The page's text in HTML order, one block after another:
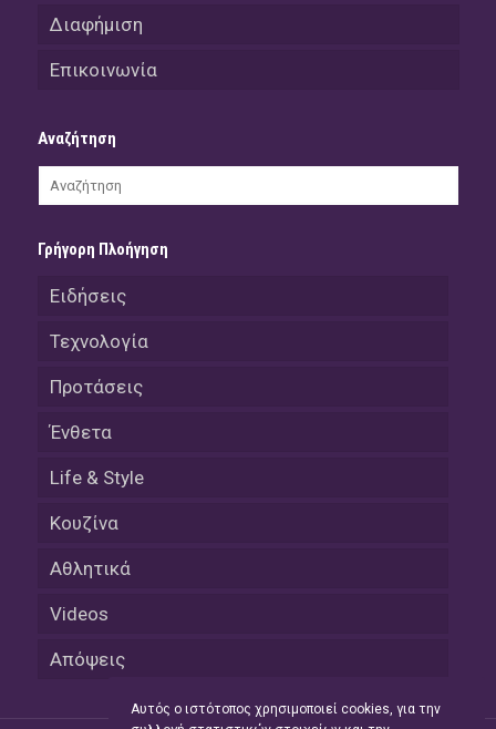
Διαφήμιση
Επικοινωνία
Αναζήτηση
Γρήγορη Πλοήγηση
Ειδήσεις
Τεχνολογία
Προτάσεις
Ένθετα
Life & Style
Κουζίνα
Αθλητικά
Videos
Απόψεις
Αυτός ο ιστότοπος χρησιμοποιεί cookies, για την